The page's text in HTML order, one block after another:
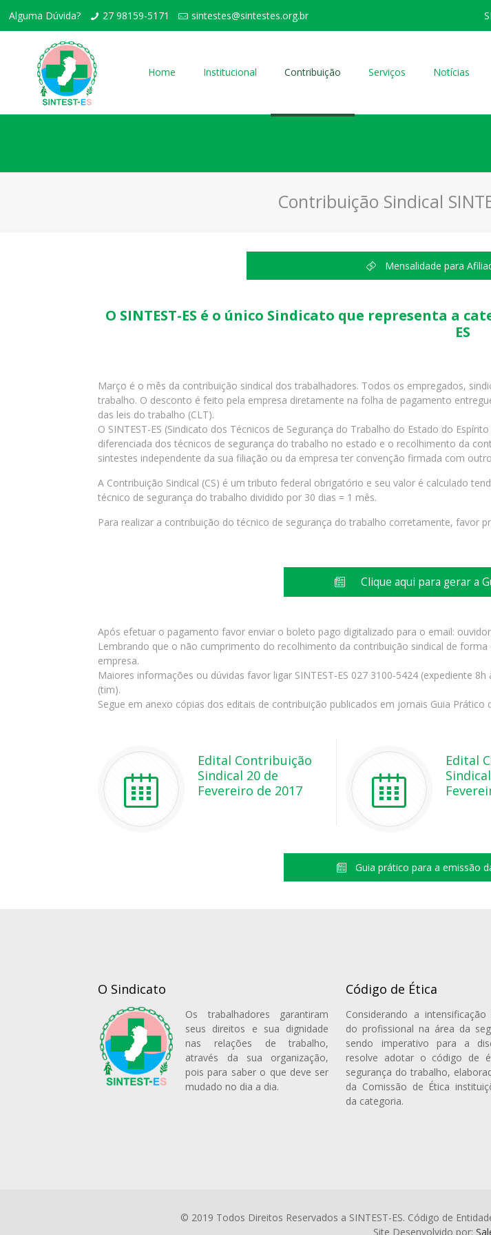
Alguma Dúvida? 27 98159-5171 sintestes@sintestes.org.br
Home Institucional Contribuição Serviços Notícias
Contribuição Sindical
Mensalidade para
O SINTEST-ES é o único Sindicato que representa a
ES
Março é o mês da contribuição sindical dos trabalhadores. Todos os empregados,
trabalho. O desconto é feito pela empresa diretamente na folha de pagamento
das leis do trabalho (CLT).
O SINTEST-ES (Sindicato dos Técnicos de Segurança do Trabalho do Estado do
diferenciada dos técnicos de segurança do trabalho no estado e o recolhimento da
sintestes independente da sua filiação ou da empresa ter convenção firmada com
A Contribuição Sindical (CS) é um tributo federal obrigatório e seu valor é calculado
técnico de segurança do trabalho dividido por 30 dias = 1 mês.
Para realizar a contribuição do técnico de segurança do trabalho corretamente, favor
Clique aqui para gerar a
Após efetuar o pagamento favor enviar o boleto pago digitalizado para o email:
Lembrando que o não cumprimento do recolhimento da contribuição sindical de
empresa.
Maiores informações ou dúvidas favor ligar SINTEST-ES 027 3100-5424 (expediente
(tim).
Segue em anexo cópias dos editais de contribuição publicados em jornais Guia Prático
Edital Contribuição
Sindical 20 de
Fevereiro de 2017
Edital
Guia prático para a emissão
O Sindicato
Os trabalhadores garantiram
seus direitos e sua dignidade
nas relações de trabalho,
através da sua organização,
pois para saber o que deve ser
mudado no dia a dia.
Código de Ética
Considerando a
do profissional na área da
sendo imperativo para a
resolve adotar o código de
segurança do trabalho,
da Comissão de Ética
da categoria.
© 2019 Todos Direitos Reservados a SINTEST-ES. Código de
Site Desenvolvido por: